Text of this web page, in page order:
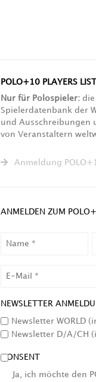
POLO+10 PLAYERS
Nur für Polospieler: die
Spielerdatenbank der
und Ausschreibungen
von Veranstaltern
Anmeldung
ANMELDEN ZUM
NEWSLETTER
Newsletter WORLD
Newsletter D/A/CH
CONSENT
Ja, ich möchte den